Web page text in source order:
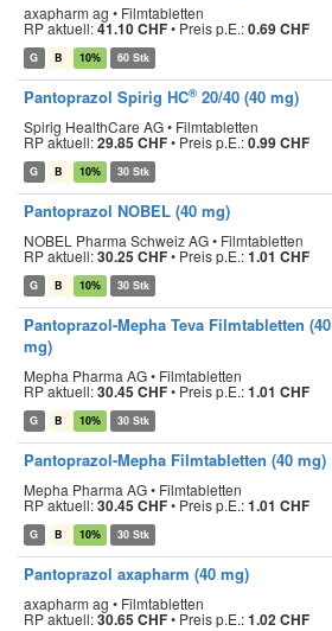
axapharm ag • Filmtabletten
RP aktuell:41.10 CHF• Preis p.E.:0.69 CHF
G B 10% 60 Stk
Pantoprazol Spirig HC® 20/40 (40 mg)
Spirig HealthCare AG • Filmtabletten
RP aktuell:29.85 CHF• Preis p.E.:0.99 CHF
G B 10% 30 Stk
Pantoprazol NOBEL (40 mg)
NOBEL Pharma Schweiz AG • Filmtabletten
RP aktuell:30.25 CHF• Preis p.E.:1.01 CHF
G B 10% 30 Stk
Pantoprazol-Mepha Teva Filmtabletten (40
mg)
Mepha Pharma AG • Filmtabletten
RP aktuell:30.45 CHF• Preis p.E.:1.01 CHF
G B 10% 30 Stk
Pantoprazol-Mepha Filmtabletten (40 mg)
Mepha Pharma AG • Filmtabletten
RP aktuell:30.45 CHF• Preis p.E.:1.01 CHF
G B 10% 30 Stk
Pantoprazol axapharm (40 mg)
axapharm ag • Filmtabletten
RP aktuell:30.65 CHF• Preis p.E.:1.02 CHF